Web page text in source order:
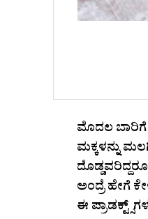
ಮೊದಲ ಬಾರಿಗೆ
ಮಕ್ಕಳನ್ನು
ಅಂದ್ರೆ ಹೇಗೆ
ಈ